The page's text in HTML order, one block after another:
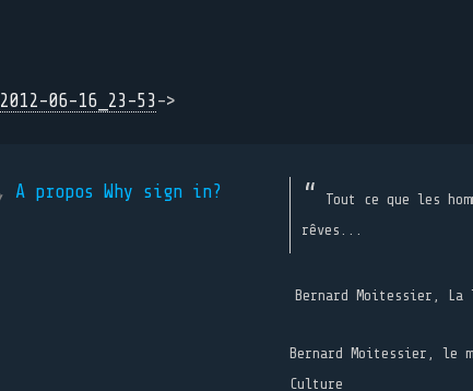
2012-06-16_23-53->
A propos Why sign in?
Tout ce que les
rêves...
Bernard Moitessier, La
Bernard Moitessier, le
Culture